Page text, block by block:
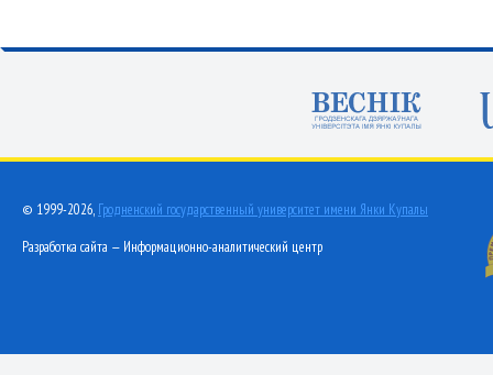
© 1999-2026, Гродненский государственный университет имени Янки Купалы
Разработка сайта — Информационно-аналитический центр